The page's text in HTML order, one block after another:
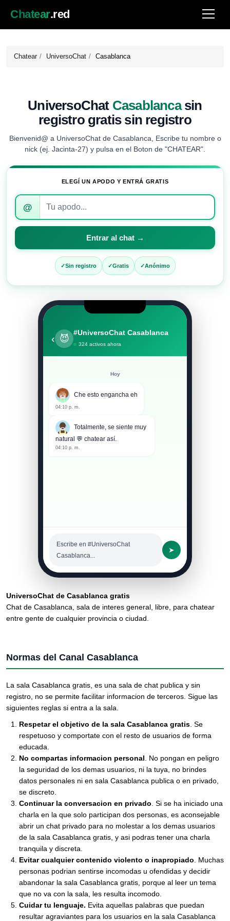
Chatear.red
Chatear UniversoChat Casablanca
UniversoChat Casablancasin
registro gratis sin registro
Bienvenid@ a UniversoChat de Casablanca, Escribe tu nombre o
nick (ej. Jacinta-27) y pulsa en el Boton de "CHATEAR".
ELEGÍ UN APODO Y ENTRÁ GRATIS
Introduce
apodo
para
entrar
@
Entrar al chat →
Sin registro Gratis Anónimo
‹ 😈
#UniversoChat Casablanca
324 activos ahora
Hoy
Che esto engancha eh
04:10 p. m.
Totalmente, se siente muy
natural 💬 chatear así.
04:10 p. m.
Escribe en #UniversoChat
Casablanca...
➤
UniversoChat de Casablanca gratis
Chat de Casablanca, sala de interes general, libre, para chatear
entre gente de cualquier provincia o ciudad.
Normas del Canal Casablanca
La sala Casablanca gratis, es una sala de chat publica y sin
registro, no se permite facilitar informacion de terceros. Sigue las
siguientes reglas si entra a la sala.
Respetar el objetivo de la sala Casablanca gratis . Se
respetuoso y comportate con el resto de usuarios de forma
educada.
No compartas informacion personal . No pongan en peligro
la seguridad de los demas usuarios, ni la tuya, no brindes
datos personales ni en sala Casablanca publica o en privado,
se discreto.
Continuar la conversacion en privado . Si se ha iniciado una
charla en la que solo participan dos personas, es aconsejable
abrir un chat privado para no molestar a los demas usuarios
de la sala Casablanca gratis, y asi podras tener una charla
tranquila y discreta.
Evitar cualquier contenido violento o inapropiado . Muchas
personas podrian sentirse incomodas u ofendidas y decidir
abandonar la sala Casablanca gratis, porque al leer un tema
que no va con la sala, les resulta incomodo.
Cuidar tu lenguaje. Evita aquellas palabras que puedan
resultar agraviantes para los usuarios en la sala Casablanca